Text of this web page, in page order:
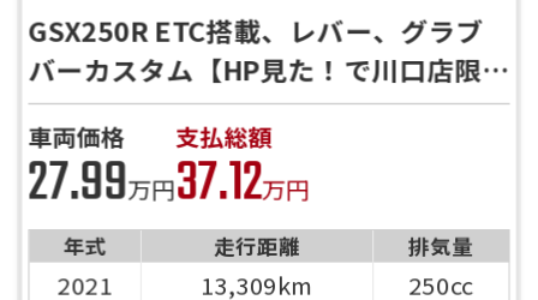
GSX250R ETC搭載、レバー、グラブ
バーカスタム【HP見た！で川口店限定
特典有】
車両価格
27.99万円
支払総額
37.12万円
年式 走行距離 排気量
2021 13,309km 250cc